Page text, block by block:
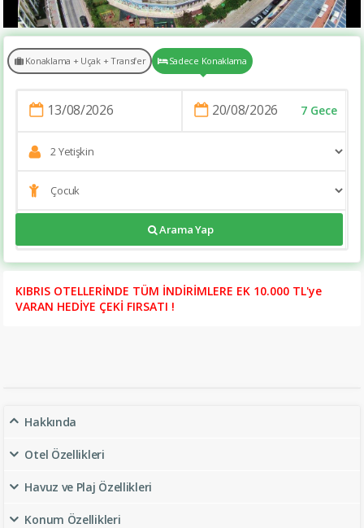
Konaklama + Uçak + Transfer Sadece Konaklama
7 Gece
Arama Yap
KIBRIS OTELLERİNDE TÜM İNDİRİMLERE EK 10.000 TL'ye
VARAN HEDİYE ÇEKİ FIRSATI !
Hakkında
Otel Özellikleri
Havuz ve Plaj Özellikleri
Konum Özellikleri